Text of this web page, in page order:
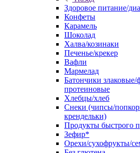
Здоровое питание/
Конфеты
Карамель
Шоколад
Халва/козинаки
Печенье/крекер
Вафли
Мармелад
Батончики злаковые/
протеиновые
Хлебцы/хлеб
Снеки (чипсы/
крендельки)
Продукты быстрого
Зефир*
Орехи/сухофрукты/